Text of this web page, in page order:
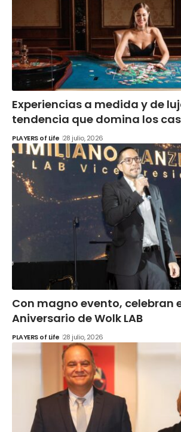
Experiencias a medida y de
tendencia que domina los
PLAYERS of Life 28 julio, 2026
Con magno evento, celebran
Aniversario de Wolk LAB
PLAYERS of Life 28 julio, 2026